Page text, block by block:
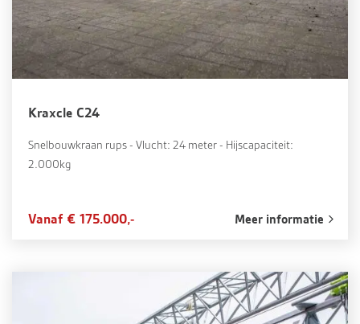
Kraxcle C24
Snelbouwkraan rups - Vlucht: 24 meter - Hijscapaciteit:
2.000kg
Vanaf € 175.000,- Meer informatie